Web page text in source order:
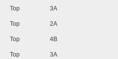
Top 3A
Top 2A
Top 4B
Top 3A